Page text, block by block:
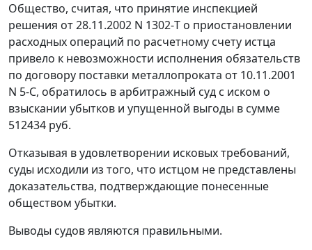
Общество, считая, что принятие инспекцией
решения от 28.11.2002 N 1302-Т о приостановлении
расходных операций по расчетному счету истца
привело к невозможности исполнения обязательств
по договору поставки металлопроката от 10.11.2001
N 5-С, обратилось в арбитражный суд с иском о
взыскании убытков и упущенной выгоды в сумме
512434 руб.
Отказывая в удовлетворении исковых требований,
суды исходили из того, что истцом не представлены
доказательства, подтверждающие понесенные
обществом убытки.
Выводы судов являются правильными.